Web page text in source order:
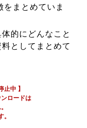
をまとめていま
的にどんなこと
としてまとめて